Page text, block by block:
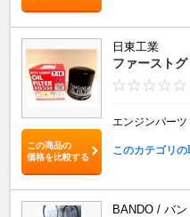
この商品の
価格を比較する
日東工業
ファースト
エンジンパーツ
このカテゴリ
BANDO / バ